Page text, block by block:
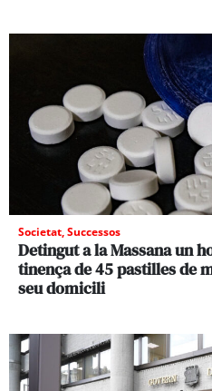
Societat,Successos
Detingut a la Massana un
tinença de 45 pastilles de
seu domicili